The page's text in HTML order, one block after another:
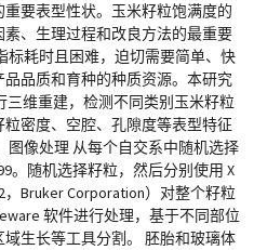
要表型性状。玉米籽粒饱满度的
、生理过程和改良方法的最重要
标耗时且困难，迫切需要简单、快
品质和育种的种质资源。本研究
三维重建，检测不同类别玉米籽粒
密度、空腔、孔隙度等表型特征
图像处理 从每个自交系中随机选择
。随机选择籽粒，然后分别使用 X
，Bruker Corporation）对整个籽粒
软件进行处理，基于不同部位
生长等工具分割。 胚胎和玻璃体